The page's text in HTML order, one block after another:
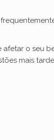
o seu
mais